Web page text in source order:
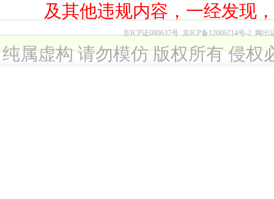
及其他违规内容，一经发现
京ICP证080637号 京ICP备12006214号-2 网出
纯属虚构 请勿模仿 版权所有 侵权